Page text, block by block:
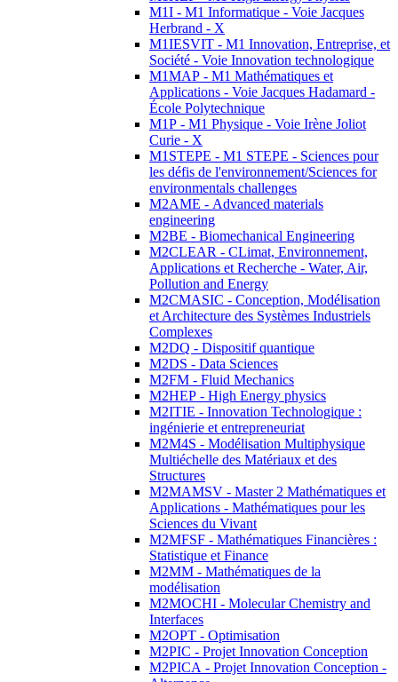
M1I - M1 Informatique - Voie Jacques
Herbrand - X
M1IESVIT - M1 Innovation, Entreprise, et
Société - Voie Innovation technologique
M1MAP - M1 Mathématiques et
Applications - Voie Jacques Hadamard -
École Polytechnique
M1P - M1 Physique - Voie Irène Joliot
Curie - X
M1STEPE - M1 STEPE - Sciences pour
les défis de l'environnement/Sciences for
environmentals challenges
M2AME - Advanced materials
engineering
M2BE - Biomechanical Engineering
M2CLEAR - CLimat, Environnement,
Applications et Recherche - Water, Air,
Pollution and Energy
M2CMASIC - Conception, Modélisation
et Architecture des Systèmes Industriels
Complexes
M2DQ - Dispositif quantique
M2DS - Data Sciences
M2FM - Fluid Mechanics
M2HEP - High Energy physics
M2ITIE - Innovation Technologique :
ingénierie et entrepreneuriat
M2M4S - Modélisation Multiphysique
Multiéchelle des Matériaux et des
Structures
M2MAMSV - Master 2 Mathématiques et
Applications - Mathématiques pour les
Sciences du Vivant
M2MFSF - Mathématiques Financières :
Statistique et Finance
M2MM - Mathématiques de la
modélisation
M2MOCHI - Molecular Chemistry and
Interfaces
M2OPT - Optimisation
M2PIC - Projet Innovation Conception
M2PICA - Projet Innovation Conception -